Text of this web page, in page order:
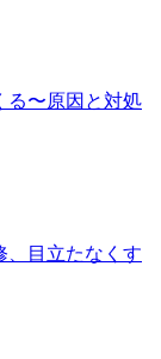
る〜原因と対処
、目立たなくす